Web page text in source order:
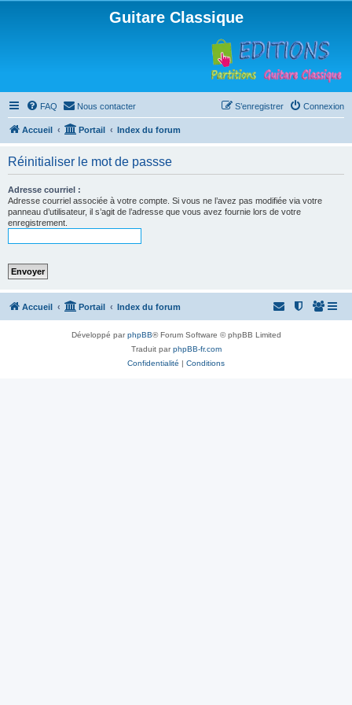
Guitare Classique
FAQ Nous contacter Connexion
S’enregistrer
Accueil Portail Index du forum
Réinitialiser le mot de passse
Adresse courriel :
Adresse courriel associée à votre compte. Si vous ne l’avez pas modifiée via votre
panneau d’utilisateur, il s’agit de l’adresse que vous avez fournie lors de votre
enregistrement.
Accueil Portail Index du forum
Développé parphpBB® Forum Software © phpBB Limited
Traduit parphpBB-fr.com
Confidentialité | Conditions